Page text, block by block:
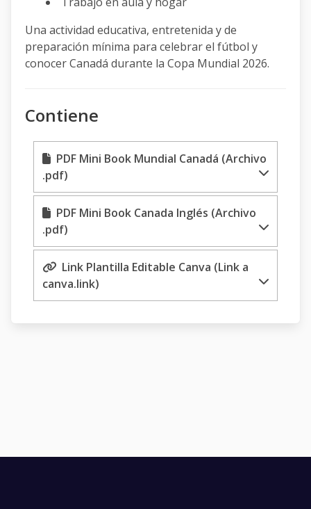
Una actividad educativa, entretenida y de
preparación mínima para celebrar el fútbol y
conocer Canadá durante la Copa Mundial 2026.
Contiene
PDF Mini Book Mundial Canadá (Archivo
.pdf)
PDF Mini Book Canada Inglés (Archivo
.pdf)
Link Plantilla Editable Canva (Link a
canva.link)